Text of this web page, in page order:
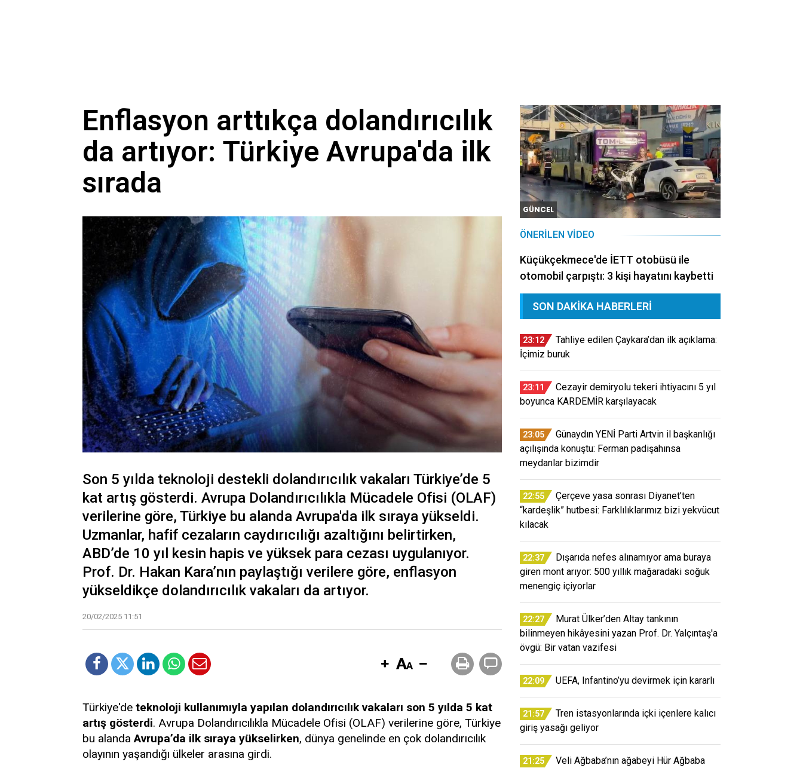
Enflasyon arttıkça dolandırıcılık
da artıyor: Türkiye Avrupa'da ilk
sırada
Son 5 yılda teknoloji destekli dolandırıcılık vakaları Türkiye’de 5
kat artış gösterdi. Avrupa Dolandırıcılıkla Mücadele Ofisi (OLAF)
verilerine göre, Türkiye bu alanda Avrupa'da ilk sıraya yükseldi.
Uzmanlar, hafif cezaların caydırıcılığı azaltığını belirtirken,
ABD’de 10 yıl kesin hapis ve yüksek para cezası uygulanıyor.
Prof. Dr. Hakan Kara’nın paylaştığı verilere göre, enflasyon
yükseldikçe dolandırıcılık vakaları da artıyor.
20/02/2025 11:51
Türkiye'de teknoloji kullanımıyla yapılan dolandırıcılık vakaları son 5 yılda 5 kat
artış gösterdi. Avrupa Dolandırıcılıkla Mücadele Ofisi (OLAF) verilerine göre, Türkiye
bu alandaAvrupa’da ilk sıraya yükselirken, dünya genelinde en çok dolandırıcılık
olayının yaşandığı ülkeler arasına girdi.
GÜNCEL
ÖNERILEN VIDEO
Küçükçekmece'de İETT otobüsü ile
otomobil çarpıştı: 3 kişi hayatını kaybetti
SON DAKIKA HABERLERI
23:12
Tahliye edilen Çaykara’dan ilk açıklama:
İçimiz buruk
23:11
Cezayir demiryolu tekeri ihtiyacını 5 yıl
boyunca KARDEMİR karşılayacak
23:05
Günaydın YENİ Parti Artvin il başkanlığı
açılışında konuştu: Ferman padişahınsa
meydanlar bizimdir
22:55
Çerçeve yasa sonrası Diyanet’ten
“kardeşlik” hutbesi: Farklılıklarımız bizi yekvücut
kılacak
22:37
Dışarıda nefes alınamıyor ama buraya
giren mont arıyor: 500 yıllık mağaradaki soğuk
menengiç içiyorlar
22:27
Murat Ülker’den Altay tankının
bilinmeyen hikâyesini yazan Prof. Dr. Yalçıntaş'a
övgü: Bir vatan vazifesi
22:09 UEFA, Infantino’yu devirmek için kararlı
21:57
Tren istasyonlarında içki içenlere kalıcı
giriş yasağı geliyor
21:25
Veli Ağbaba’nın ağabeyi Hür Ağbaba